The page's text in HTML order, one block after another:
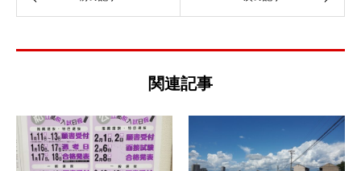
関連記事